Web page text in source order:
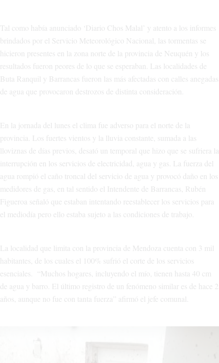
Tal como había anunciado ‘Diario Chos Malal’ y atento a los informes
brindados por el Servicio Meteorológico Nacional, las tormentas se
hicieron presentes en la zona norte de la provincia de Neuquén y los
resultados fueron peores de lo que se esperaban. Las localidades de
Buta Ranquil y Barrancas fueron las más afectadas con calles anegadas
de agua que provocaron destrozos de distinta consideración.
En la jornada del lunes el clima fue adverso para el norte de la
provincia. Los fuertes vientos y la lluvia constante, sumada a las
lloviznas de días previos, desató un temporal que hizo que se sufriera la
interrupción en los servicios de electricidad, agua y gas. La fuerza del
agua rompió el caño troncal del servicio de agua y provocó daño en los
medidores de gas, en tal sentido el Intendente de Barrancas, Rubén
Figueroa señaló que estaban intentando reestablecer los servicios para
el mediodía pero ello estaba sujeto a las condiciones de trabajo.
La localidad que limita con la provincia de Mendoza cuenta con 3 mil
habitantes, de los cuales el 100% sufrió el corte de los servicios
esenciales. “Muchos hogares, incluyendo el mío, tienen hasta 40 cm
de agua y barro. El último registro de un fenómeno similar es de hace 2
años, aunque no fue con tanta fuerza” afirmó el jefe comunal.